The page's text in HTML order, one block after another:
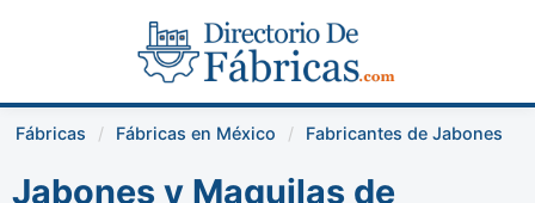
Fábricas Fábricas en México Fabricantes de Jabones
Jabones y Maquilas de